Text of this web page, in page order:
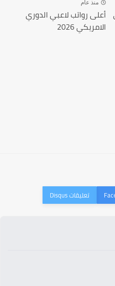
منذ عام
أعلى رواتب لاعبي الدوري
الامريكي 2026